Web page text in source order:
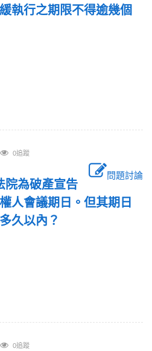
執行之期限不得逾幾個
0追蹤
問題討論
院為破產宣告
人會議期日。但其期日
久以內？
0追蹤